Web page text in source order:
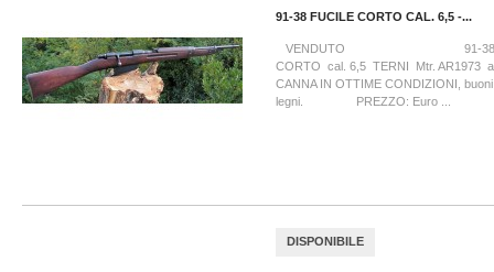
91-38 FUCILE CORTO CAL. 6,5 -...
VENDUTO 91-38
CORTO cal. 6,5 TERNI Mtr. AR1973
CANNA IN OTTIME CONDIZIONI,
legni. PREZZO: Euro ...
DISPONIBILE